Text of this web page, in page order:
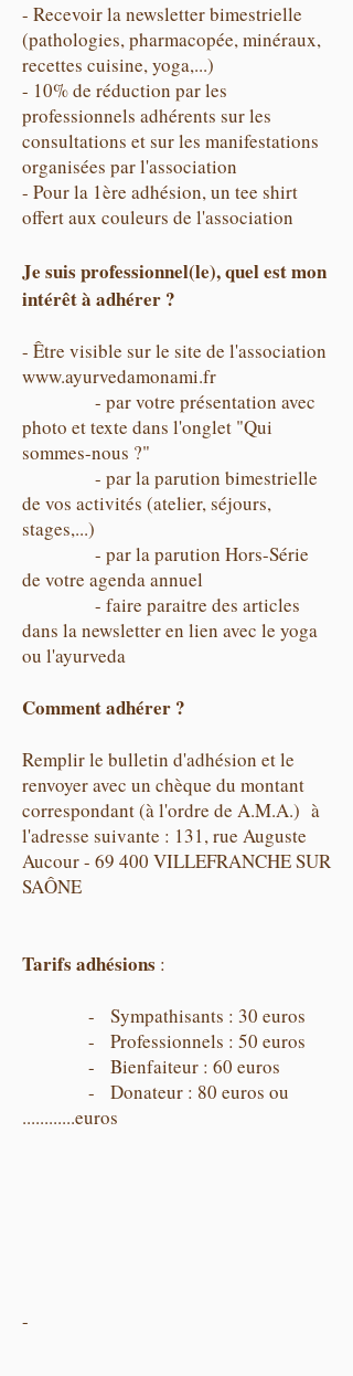
- Recevoir la newsletter bimestrielle
(pathologies, pharmacopée, minéraux,
recettes cuisine, yoga,...)
- 10% de réduction par les
professionnels adhérents sur les
consultations et sur les manifestations
organisées par l'association
- Pour la 1ère adhésion, un tee shirt
offert aux couleurs de l'association
Je suis professionnel(le), quel est mon
intérêt à adhérer ?
- Être visible sur le site de l'association
www.ayurvedamonami.fr
- par votre présentation avec
photo et texte dans l'onglet "Qui
sommes-nous ?"
- par la parution bimestrielle
de vos activités (atelier, séjours,
stages,...)
- par la parution Hors-Série
de votre agenda annuel
- faire paraitre des articles
dans la newsletter en lien avec le yoga
ou l'ayurveda
Comment adhérer ?
Remplir le bulletin d'adhésion et le
renvoyer avec un chèque du montant
correspondant (à l'ordre de A.M.A.) à
l'adresse suivante : 131, rue Auguste
Aucour - 69 400 VILLEFRANCHE SUR
SAÔNE
​Tarifs adhésions :
- Sympathisants : 30 euros
- Professionnels : 50 euros
- Bienfaiteur : 60 euros
- Donateur : 80 euros ou
............euros
-